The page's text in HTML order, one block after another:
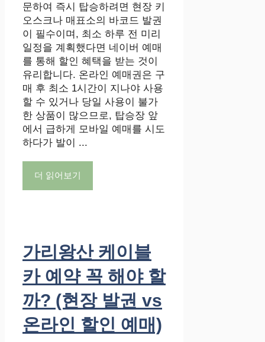
문하여 즉시 탑승하려면 현장 키
오스크나 매표소의 바코드 발권
이 필수이며, 최소 하루 전 미리
일정을 계획했다면 네이버 예매
를 통해 할인 혜택을 받는 것이
유리합니다. 온라인 예매권은 구
매 후 최소 1시간이 지나야 사용
할 수 있거나 당일 사용이 불가
한 상품이 많으므로, 탑승장 앞
에서 급하게 모바일 예매를 시도
하다가 발이 ...
더 읽어보기
가리왕산 케이블
카 예약 꼭 해야 할
까? (현장 발권 vs
온라인 할인 예매)